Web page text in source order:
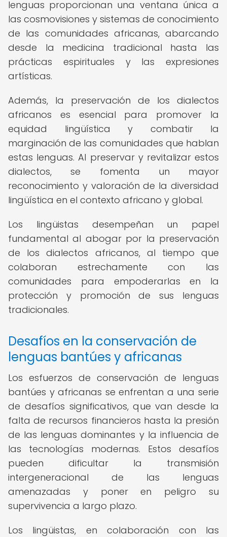
lenguas proporcionan una ventana única a
las cosmovisiones y sistemas de conocimiento
de las comunidades africanas, abarcando
desde la medicina tradicional hasta las
prácticas espirituales y las expresiones
artísticas.
Además, la preservación de los dialectos
africanos es esencial para promover la
equidad lingüística y combatir la
marginación de las comunidades que hablan
estas lenguas. Al preservar y revitalizar estos
dialectos, se fomenta un mayor
reconocimiento y valoración de la diversidad
lingüística en el contexto africano y global.
Los lingüistas desempeñan un papel
fundamental al abogar por la preservación
de los dialectos africanos, al tiempo que
colaboran estrechamente con las
comunidades para empoderarlas en la
protección y promoción de sus lenguas
tradicionales.
Desafíos en la conservación de
lenguas bantúes y africanas
Los esfuerzos de conservación de lenguas
bantúes y africanas se enfrentan a una serie
de desafíos significativos, que van desde la
falta de recursos financieros hasta la presión
de las lenguas dominantes y la influencia de
las tecnologías modernas. Estos desafíos
pueden dificultar la transmisión
intergeneracional de las lenguas
amenazadas y poner en peligro su
supervivencia a largo plazo.
Los lingüistas, en colaboración con las